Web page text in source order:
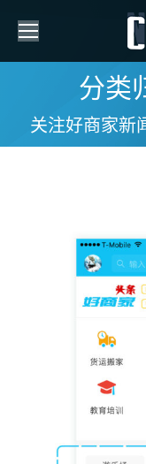
分类
关注好商家新